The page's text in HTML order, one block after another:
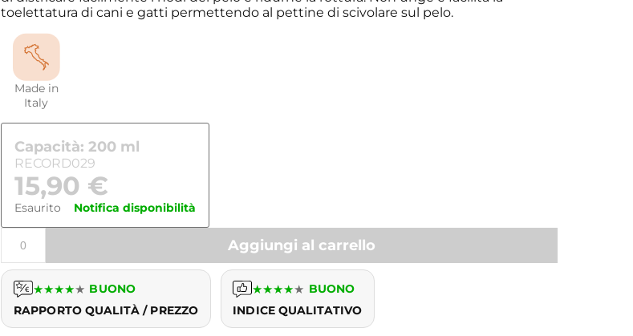
toelettatura di cani e gatti permettendo al pettine di scivolare sul pelo.
Made in
Italy
Capacità: 200 ml
RECORD029
15,90 €
Esaurito Notifica disponibilità
Aggiungi al carrello
★★★★★ BUONO
RAPPORTO QUALITÀ / PREZZO
★★★★★ BUONO
INDICE QUALITATIVO